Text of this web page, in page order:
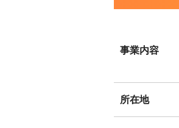
事業内容
所在地